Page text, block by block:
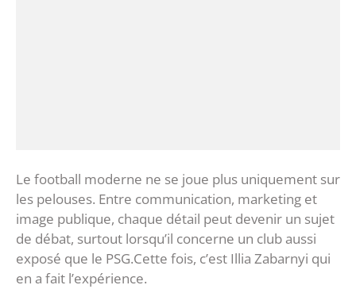
‎Le football moderne ne se joue plus uniquement sur
les pelouses. Entre communication, marketing et
image publique, chaque détail peut devenir un sujet
de débat, surtout lorsqu’il concerne un club aussi
exposé que le PSG.‎Cette fois, c’est Illia Zabarnyi qui
en a fait l’expérience.